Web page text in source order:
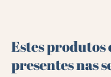
Estes produtos
presentes nas